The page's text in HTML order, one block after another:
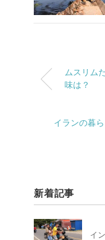
ムスリム
味は？
イランの暮
新着記事
イ